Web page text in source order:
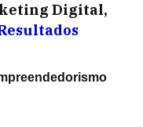
Digital,